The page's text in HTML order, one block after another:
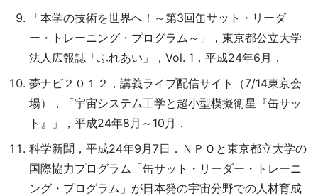
「本学の技術を世界へ！～第3回缶サット・リーダ
ー・トレーニング・プログラム～」，東京都公立大学
法人広報誌「ふれあい」，Vol. 1，平成24年6月．
夢ナビ２０１２，講義ライブ配信サイト（7/14東京会
場），「宇宙システム工学と超小型模擬衛星『缶サッ
ト』」，平成24年8月～10月．
科学新聞，平成24年9月7日．ＮＰＯと東京都立大学の
国際協力プログラム「缶サット・リーダー・トレーニ
ング・プログラム」が日本発の宇宙分野での人材育成